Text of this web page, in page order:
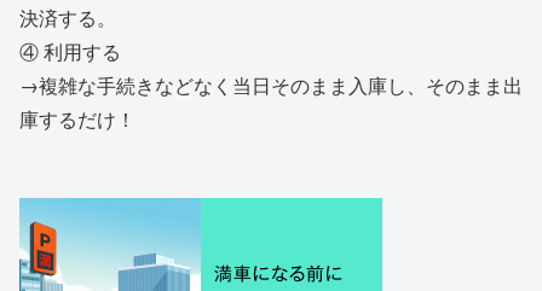
決済する。
④ 利用する
→複雑な手続きなどなく当日そのまま入庫し、そのまま出
庫するだけ！